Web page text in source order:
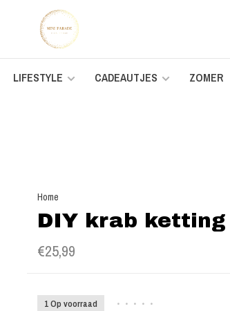
LIFESTYLE CADEAUTJES ZOMER
Home
DIY krab ketting
€25,99
1 Op voorraad • • • • •